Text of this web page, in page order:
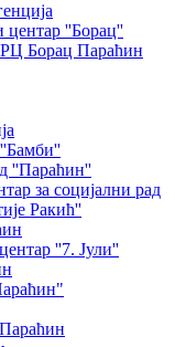
центар ''Борац''
Борац Параћин
''Параћин''
за социјални рад
Ракић''
''7. Јули''